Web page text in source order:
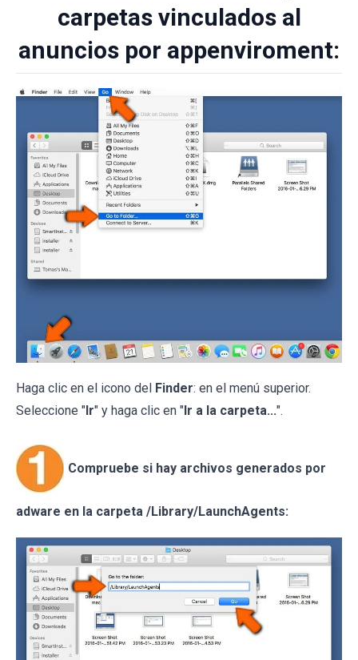
carpetas vinculados al
anuncios por appenviroment:
Haga clic en el icono del Finder: en el menú superior.
Seleccione " Ir" y haga clic en " Ir a la carpeta...".
Compruebe si hay archivos generados por
adware en la carpeta /Library/LaunchAgents: